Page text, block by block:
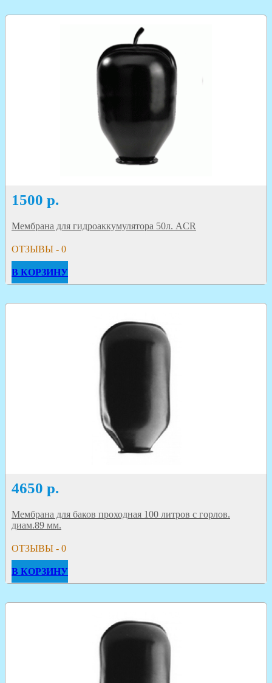
1500 р.
Мембрана для гидроаккумулятора 50л. ACR
ОТЗЫВЫ - 0
В КОРЗИНУ
4650 р.
Мембрана для баков проходная 100 литров с горлов.
диам.89 мм.
ОТЗЫВЫ - 0
В КОРЗИНУ